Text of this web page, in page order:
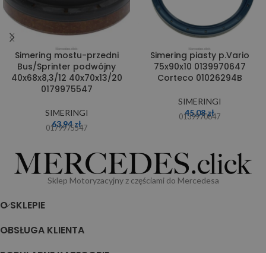
Simering mostu-przedni
Bus/Sprinter podwójny
40x68x8,3/12 40x70x13/20
0179975547
SIMERINGI
63,94zł
0179975547
Simering piasty p.Vario
75x90x10 0139970647
Corteco 01026294B
SIMERINGI
45,08zł
0139970647
Sklep Motoryzacyjny z częściami do Mercedesa
O SKLEPIE
OBSŁUGA KLIENTA